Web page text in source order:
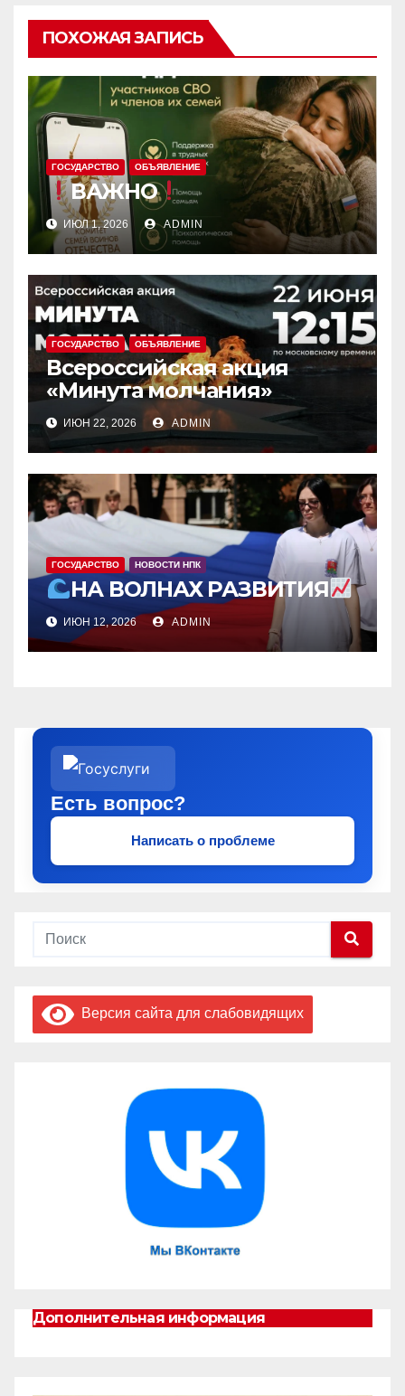
ПОХОЖАЯ ЗАПИСЬ
ГОСУДАРСТВО ОБЪЯВЛЕНИЕ
ВАЖНО
ИЮЛ 1, 2026 ADMIN
ГОСУДАРСТВО ОБЪЯВЛЕНИЕ
Всероссийская акция
«Минута молчания»
ИЮН 22, 2026 ADMIN
ГОСУДАРСТВО НОВОСТИ НПК
НА ВОЛНАХ РАЗВИТИЯ
ИЮН 12, 2026 ADMIN
Есть вопрос?
Написать о проблеме
Версия сайта для слабовидящих
Дополнительная информация